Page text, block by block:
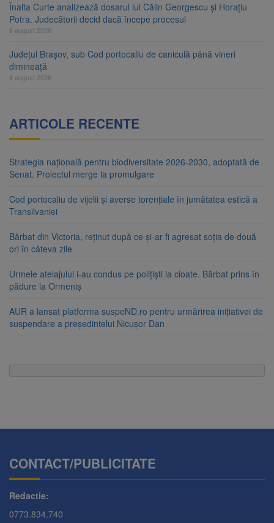
Înalta Curte analizează dosarul lui Călin Georgescu și Horațiu
Potra. Judecătorii decid dacă începe procesul
6 august 2026
Județul Brașov, sub Cod portocaliu de caniculă până vineri
dimineață
6 august 2026
ARTICOLE RECENTE
Strategia națională pentru biodiversitate 2026-2030, adoptată de
Senat. Proiectul merge la promulgare
Cod portocaliu de vijelii și averse torențiale în jumătatea estică a
Transilvaniei
Bărbat din Victoria, reținut după ce și-ar fi agresat soția de două
ori în câteva zile
Urmele atelajului i-au condus pe polițiști la cioate. Bărbat prins în
pădure la Ormeniș
AUR a lansat platforma suspeND.ro pentru urmărirea inițiativei de
suspendare a președintelui Nicușor Dan
CONTACT/PUBLICITATE
Redactie:
0773.834.740